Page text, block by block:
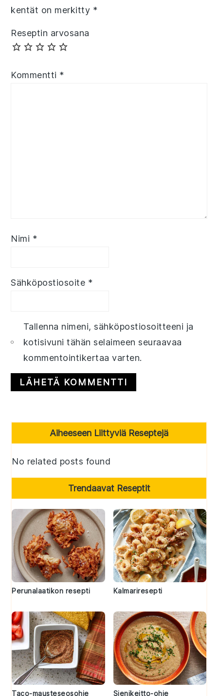
kentät on merkitty *
Reseptin arvosana
Kommentti *
Nimi *
Sähköpostiosoite *
Tallenna nimeni, sähköpostiosoitteeni ja
kotisivuni tähän selaimeen seuraavaa
kommentointikertaa varten.
Primary
Sidebar
Aiheeseen Liittyviä Reseptejä
No related posts found
Trendaavat Reseptit
Perunalaatikon resepti Kalmariresepti
Taco-mausteseosohje Sienikeitto-ohje